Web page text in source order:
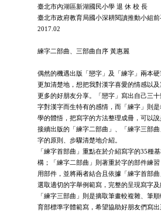
臺北市內湖區新湖國民小學 退 休 校 長
臺北市政府教育局國小深耕閱讀推動小組
2017.02
練字二部曲、三部曲自序 黃惠麗
偶然的機遇出版「戀字」及「練字」兩本
更加清楚地，想把我對漢字喜愛的情感以
更多的好朋友分享。「戀字」寫出自己三
字對漢字而生特有的感情，而「練字」則
學的體悟，把寫字的方法整理成冊，可以說
接續出版的「練字二部曲」、「練字三部
字的原則、步驟清楚地介紹。
「練字首部曲」重點在於介紹寫字的35種
構；「練字二部曲」則著重於字的部件練
用部件，並將兩者結合且依據「練字首部曲
選取適切的字舉例範寫，完整的呈現寫字及
「練字三部曲」則是摘取筆畫較複雜、筆
育部標準字體範寫，希望協助好朋友們寫出